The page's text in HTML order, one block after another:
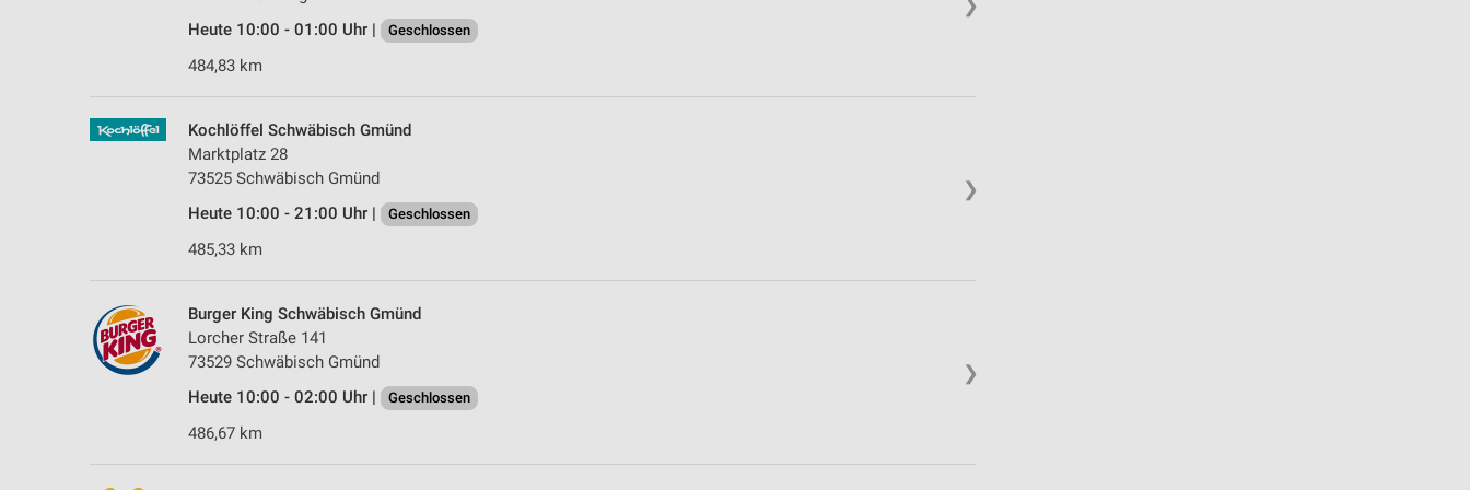
❯
Heute 10:00 - 01:00 Uhr |
Geschlossen
484,83 km
❯
Kochlöffel Schwäbisch Gmünd
Marktplatz 28
73525 Schwäbisch Gmünd
Heute 10:00 - 21:00 Uhr |
Geschlossen
485,33 km
❯
Burger King Schwäbisch Gmünd
Lorcher Straße 141
73529 Schwäbisch Gmünd
Heute 10:00 - 02:00 Uhr |
Geschlossen
486,67 km